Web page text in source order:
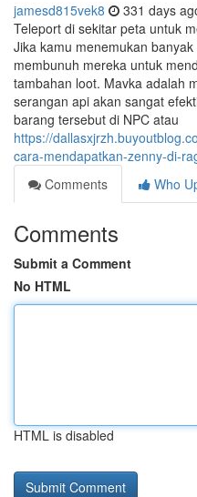
jamesd815vek8 331 days
Teleport di sekitar peta untuk
Jika kamu menemukan
membunuh mereka untuk
tambahan loot. Mavka adalah
serangan api akan sangat
barang tersebut di NPC atau
https://
cara-mendapatkan-zenny-di-
Comments
Who
Comments
Submit a Comment
No HTML
HTML is disabled